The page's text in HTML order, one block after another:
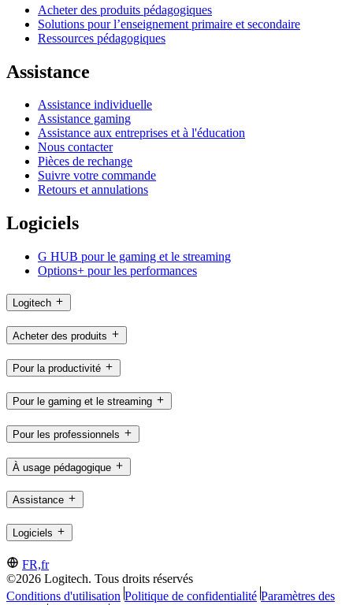
Acheter des produits pédagogiques
Solutions pour l’enseignement primaire et secondaire
Ressources pédagogiques
Assistance
Assistance individuelle
Assistance gaming
Assistance aux entreprises et à l'éducation
Nous contacter
Pièces de rechange
Suivre votre commande
Retours et annulations
Logiciels
G HUB pour le gaming et le streaming
Options+ pour les performances
Logitech
Acheter des produits
Pour la productivité
Pour le gaming et le streaming
Pour les professionnels
À usage pédagogique
Assistance
Logiciels
FR,fr
©2026 Logitech. Tous droits réservés
Conditions d'utilisation Politique de confidentialité Paramètres des